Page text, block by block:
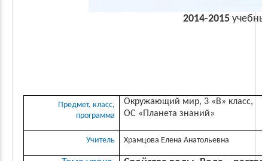
2014-2015
Предмет, класс,
программа
Окружающий мир, 3 «В» класс,
ОС «Планета знаний»
Учитель Храмцова Елена Анатольевна